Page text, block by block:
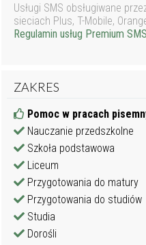
Usługi SMS obsługiwane
sieciach Plus, T-Mobile,
Regulamin usług Premium SMS
ZAKRES
Pomoc w pracach
Nauczanie przedszkolne
Szkoła podstawowa
Liceum
Przygotowania do matury
Przygotowania do studiów
Studia
Dorośli